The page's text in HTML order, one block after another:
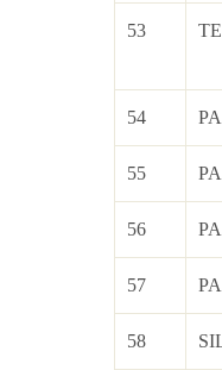
53
54
55
56
57
58